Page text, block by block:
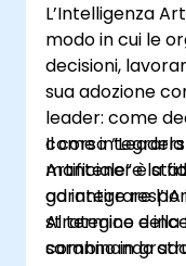
L’Intelligenza
modo in cui le
decisioni,
sua adozione
leader: come
come integrarla
mantenere la
garantire
Il corso
Artificiale” è
ad integrare
strategico e
combinando
Al termine
saranno in